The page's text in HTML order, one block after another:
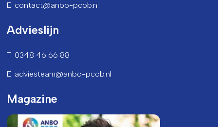
E: contact@anbo-pcob.nl
Advieslijn
T: 0348 46 66 88
E: adviesteam@anbo-pcob.nl
Magazine